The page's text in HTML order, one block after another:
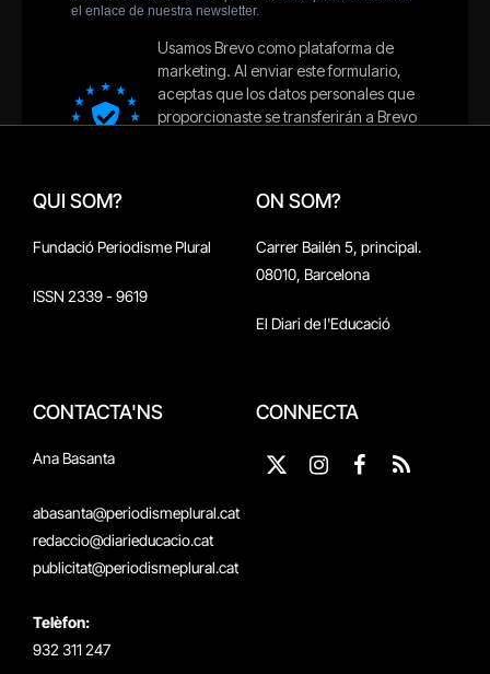
QUI SOM?
Fundació Periodisme Plural
ISSN 2339 - 9619
ON SOM?
Carrer Bailén 5, principal.
08010, Barcelona
El Diari de l'Educació
CONTACTA'NS
Ana Basanta
abasanta@periodismeplural.cat
redaccio@diarieducacio.cat
publicitat@periodismeplural.cat
Telèfon:
932 311 247
CONNECTA
X
Instagram
Facebook
RSS